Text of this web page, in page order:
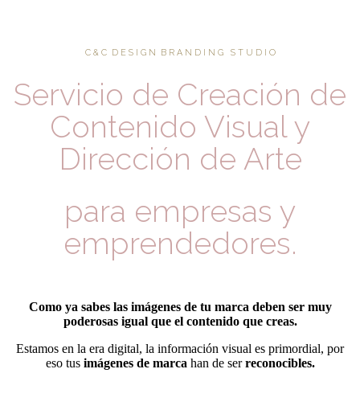
C & C D E S I G N B R A N D I N G S T U D I O
Servicio de Creación de
Contenido Visual y
Dirección de Arte
para empresas y
emprendedores.
Como ya sabes las imágenes de tu marca deben ser muy
poderosas igual que el contenido que creas.
Estamos en la era digital, la información visual es primordial, por
eso tus imágenes de marca han de serreconocibles.